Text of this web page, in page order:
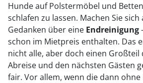
Hunde auf Polstermöbel und
schlafen zu lassen. Machen Sie
Gedanken über eine Endreinigung
schon im Mietpreis enthalten. Das
nicht alle, aber doch einen
Abreise und den nächsten Gästen
fair. Vor allem, wenn die dann